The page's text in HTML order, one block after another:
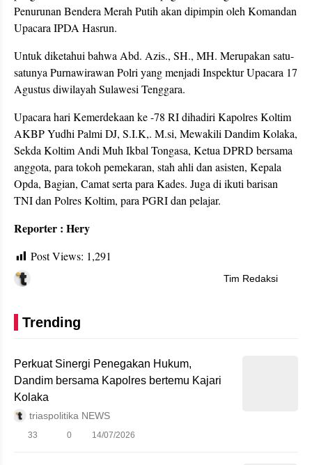
Penurunan Bendera Merah Putih akan dipimpin oleh Komandan
Upacara IPDA Hasrun.
Untuk diketahui bahwa Abd. Azis., SH., MH. Merupakan satu-
satunya Purnawirawan Polri yang menjadi Inspektur Upacara 17
Agustus diwilayah Sulawesi Tenggara.
Upacara hari Kemerdekaan ke -78 RI dihadiri Kapolres Koltim
AKBP Yudhi Palmi DJ, S.I.K,. M.si, Mewakili Dandim Kolaka,
Sekda Koltim Andi Muh Ikbal Tongasa, Ketua DPRD bersama
anggota, para tokoh pemekaran, stah ahli dan asisten, Kepala
Opda, Bagian, Camat serta para Kades. Juga di ikuti barisan
TNI dan Polres Koltim, para PGRI dan pelajar.
Reporter : Hery
Post Views: 1,291
Tim Redaksi
Trending
Perkuat Sinergi Penegakan Hukum,
Dandim bersama Kapolres bertemu Kajari
Kolaka
triaspolitika NEWS
33 0 14/07/2026